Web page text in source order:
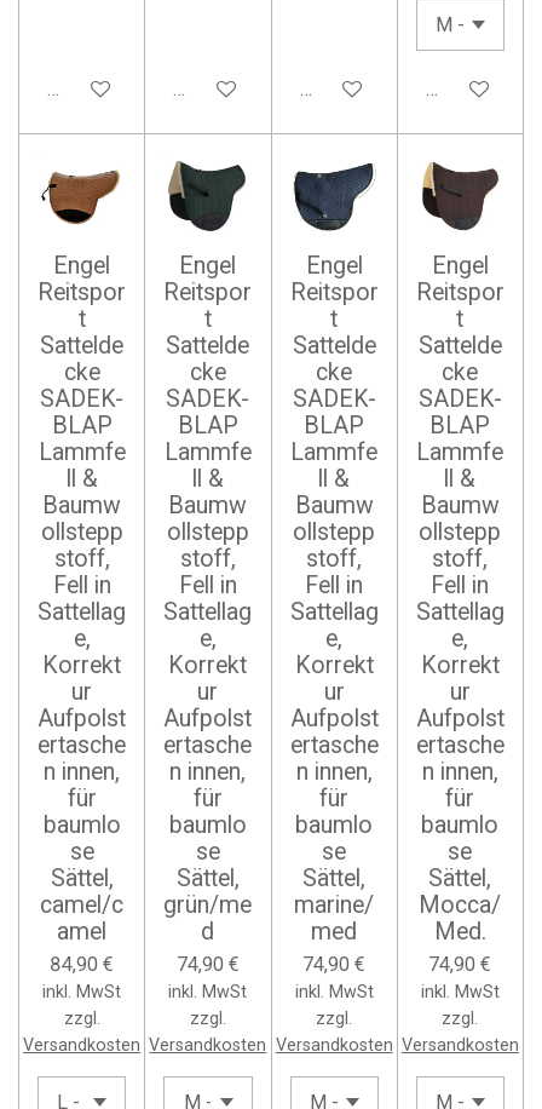
In den WarenkorbIn den WarenkorbIn den WarenkorbIn den
Engel
Reitspor
t
Sattelde
cke
SADEK-
BLAP
Lammfe
ll &
Baumw
ollstepp
stoff,
Fell in
Sattellag
e,
Korrekt
ur
Aufpolst
ertasche
n innen,
für
baumlo
se
Sättel,
camel/c
amel
84,90 €
inkl. MwSt
zzgl.
Versandkosten
Engel
Reitspor
t
Sattelde
cke
SADEK-
BLAP
Lammfe
ll &
Baumw
ollstepp
stoff,
Fell in
Sattellag
e,
Korrekt
ur
Aufpolst
ertasche
n innen,
für
baumlo
se
Sättel,
grün/me
d
74,90 €
inkl. MwSt
zzgl.
Versandkosten
Engel
Reitspor
t
Sattelde
cke
SADEK-
BLAP
Lammfe
ll &
Baumw
ollstepp
stoff,
Fell in
Sattellag
e,
Korrekt
ur
Aufpolst
ertasche
n innen,
für
baumlo
se
Sättel,
marine/
med
74,90 €
inkl. MwSt
zzgl.
Versandkosten
Engel
Reitspor
t
Sattelde
cke
SADEK-
BLAP
Lammfe
ll &
Baumw
ollstepp
stoff,
Fell in
Sattellag
e,
Korrekt
ur
Aufpolst
ertasche
n innen,
für
baumlo
se
Sättel,
Mocca/
Med.
74,90 €
inkl. MwSt
zzgl.
Versandkosten